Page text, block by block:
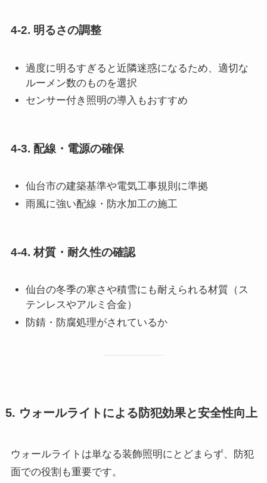
4-2. 明るさの調整
過度に明るすぎると近隣迷惑になるため、適切な
ルーメン数のものを選択
センサー付き照明の導入もおすすめ
4-3. 配線・電源の確保
仙台市の建築基準や電気工事規則に準拠
雨風に強い配線・防水加工の施工
4-4. 材質・耐久性の確認
仙台の冬季の寒さや積雪にも耐えられる材質（ス
テンレスやアルミ合金）
防錆・防腐処理がされているか
5. ウォールライトによる防犯効果と安全性向上
ウォールライトは単なる装飾照明にとどまらず、防犯
面での役割も重要です。